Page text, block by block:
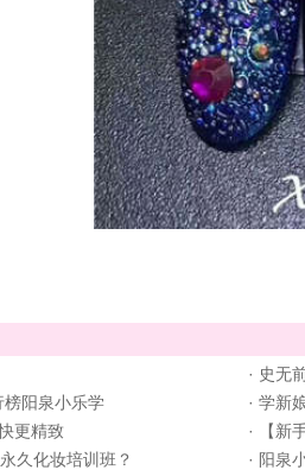
· 史无
阳泉小乐学 · 学新
更精致 ·
【新
久化妆培训班？ · 阳泉